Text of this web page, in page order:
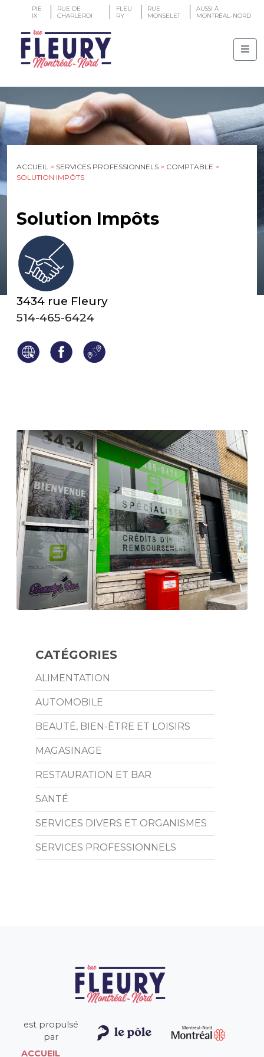
PIE
IX
RUE DE
CHARLEROI
FLEU
RY
RUE
MONSELET
AUSSI À
MONTRÉAL-NORD
ACCUEIL > SERVICES PROFESSIONNELS > COMPTABLE >
SOLUTION IMPÔTS
Solution Impôts
3434 rue Fleury
514-465-6424
CATÉGORIES
ALIMENTATION
AUTOMOBILE
BEAUTÉ, BIEN-ÊTRE ET LOISIRS
MAGASINAGE
RESTAURATION ET BAR
SANTÉ
SERVICES DIVERS ET ORGANISMES
SERVICES PROFESSIONNELS
est propulsé
par
ACCUEIL